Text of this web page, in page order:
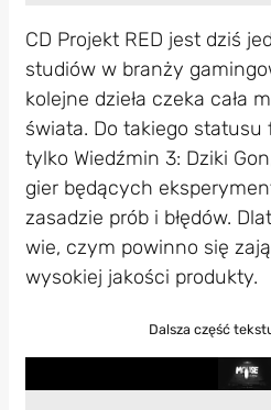
CD Projekt RED jest dziś
studiów w branży
kolejne dzieła czeka cała
świata. Do takiego statusu
tylko Wiedźmin 3: Dziki
gier będących
zasadzie prób i błędów.
wie, czym powinno się
wysokiej jakości produkty.
Dalsza część